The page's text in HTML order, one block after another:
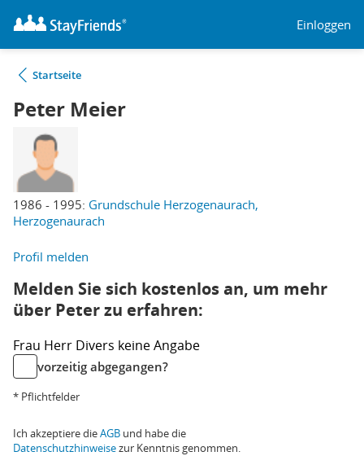
Einloggen
Startseite
Peter Meier
1986 - 1995: Grundschule Herzogenaurach,
Herzogenaurach
Profil melden
Melden Sie sich kostenlos an, um mehr
über Peter zu erfahren:
Frau Herr Divers keine Angabe
vorzeitig abgegangen?
* Pflichtfelder
Ich akzeptiere dieAGB und habe die
Datenschutzhinweisezur Kenntnis genommen.